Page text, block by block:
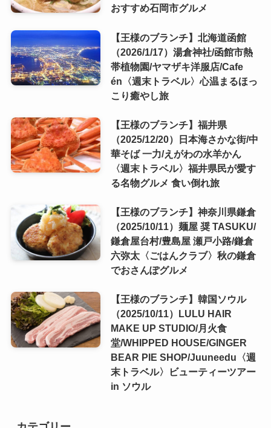
おすすめ石岡市グルメ
【王様のブランチ】北海道函館
（2026/1/17）湯倉神社/函館市熱
帯植物園/ヤマザキ洋服店/Cafe
én〈週末トラベル〉心温まるほっ
こり癒やし旅
【王様のブランチ】福井県
（2025/12/20）日本海さかな街/中
華そば 一力/えがわの水羊かん
〈週末トラベル〉福井県民が愛す
る名物グルメ 食い倒れ旅
【王様のブランチ】神奈川県鎌倉
（2025/10/11）麺屋 奨 TASUKU/
鎌倉屋台村/豊島屋 瀬戸小路/鎌倉
六弥太〈ごはんクラブ〉秋の鎌倉
でおさんぽグルメ
【王様のブランチ】韓国ソウル
（2025/10/11）LULU HAIR
MAKE UP STUDIO/月火食
堂/WHIPPED HOUSE/GINGER
BEAR PIE SHOP/Juuneedu〈週
末トラベル〉ビューティーツアー
in ソウル